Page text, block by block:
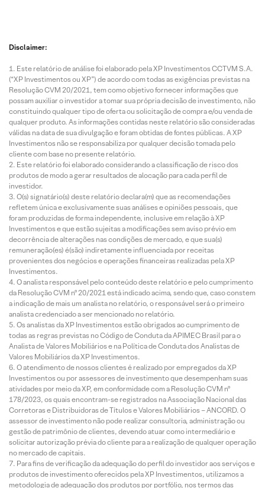
Disclaimer:
Este relatório de análise foi elaborado pela XP Investimentos CCTVM S.A.
(“XP Investimentos ou XP”) de acordo com todas as exigências previstas na
Resolução CVM 20/2021, tem como objetivo fornecer informações que
possam auxiliar o investidor a tomar sua própria decisão de investimento, não
constituindo qualquer tipo de oferta ou solicitação de compra e/ou venda de
qualquer produto. As informações contidas neste relatório são consideradas
válidas na data de sua divulgação e foram obtidas de fontes públicas. A XP
Investimentos não se responsabiliza por qualquer decisão tomada pelo
cliente com base no presente relatório.
Este relatório foi elaborado considerando a classificação de risco dos
produtos de modo a gerar resultados de alocação para cada perfil de
investidor.
O(s) signatário(s) deste relatório declara(m) que as recomendações
refletem única e exclusivamente suas análises e opiniões pessoais, que
foram produzidas de forma independente, inclusive em relação à XP
Investimentos e que estão sujeitas a modificações sem aviso prévio em
decorrência de alterações nas condições de mercado, e que sua(s)
remuneração(es) é(são) indiretamente influenciada por receitas
provenientes dos negócios e operações financeiras realizadas pela XP
Investimentos.
O analista responsável pelo conteúdo deste relatório e pelo cumprimento
da Resolução CVM nº 20/2021 está indicado acima, sendo que, caso constem
a indicação de mais um analista no relatório, o responsável será o primeiro
analista credenciado a ser mencionado no relatório.
Os analistas da XP Investimentos estão obrigados ao cumprimento de
todas as regras previstas no Código de Conduta da APIMEC Brasil para o
Analista de Valores Mobiliários e na Política de Conduta dos Analistas de
Valores Mobiliários da XP Investimentos.
O atendimento de nossos clientes é realizado por empregados da XP
Investimentos ou por assessores de investimento que desempenham suas
atividades por meio da XP, em conformidade com a Resolução CVM nº
178/2023, os quais encontram-se registrados na Associação Nacional das
Corretoras e Distribuidoras de Títulos e Valores Mobiliários – ANCORD. O
assessor de investimento não pode realizar consultoria, administração ou
gestão de patrimônio de clientes, devendo atuar como intermediário e
solicitar autorização prévia do cliente para a realização de qualquer operação
no mercado de capitais.
Para fins de verificação da adequação do perfil do investidor aos serviços e
produtos de investimento oferecidos pela XP Investimentos, utilizamos a
metodologia de adequação dos produtos por portfólio, nos termos das